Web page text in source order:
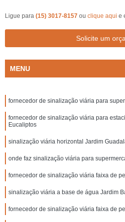
Ligue para (15) 3017-8157 ou clique aqui e
Solicite um
MENU
fornecedor de sinalização viária para
fornecedor de sinalização viária para
Eucaliptos
sinalização viária horizontal Jardim
onde faz sinalização viária para
fornecedor de sinalização viária faixa de
sinalização viária a base de água Jardim
fornecedor de sinalização viária faixa de